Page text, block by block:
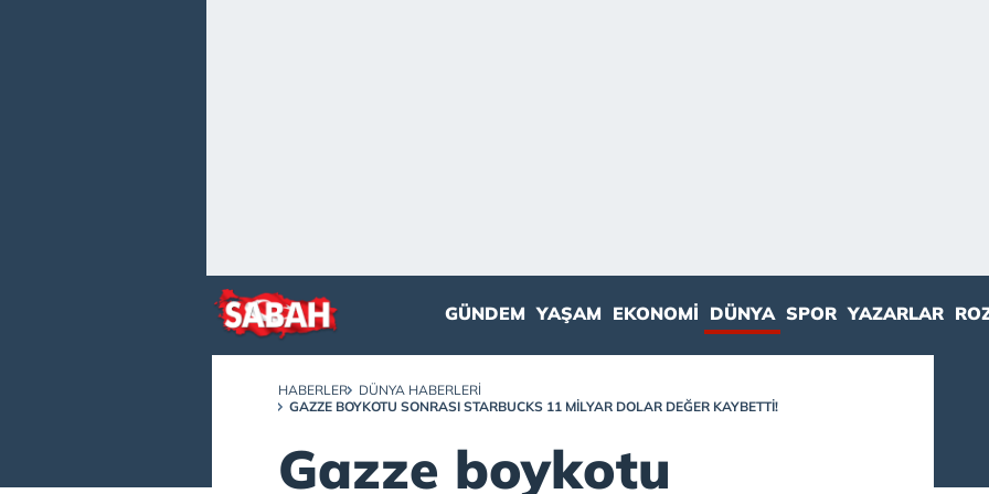
GÜNDEM YAŞAM EKONOMI DÜNYA SPOR YAZARLAR
HABERLER
DÜNYA HABERLERI
GAZZE BOYKOTU SONRASI STARBUCKS 11 MILYAR DOLAR DEĞER KAYBETTI!
Gazze boykotu